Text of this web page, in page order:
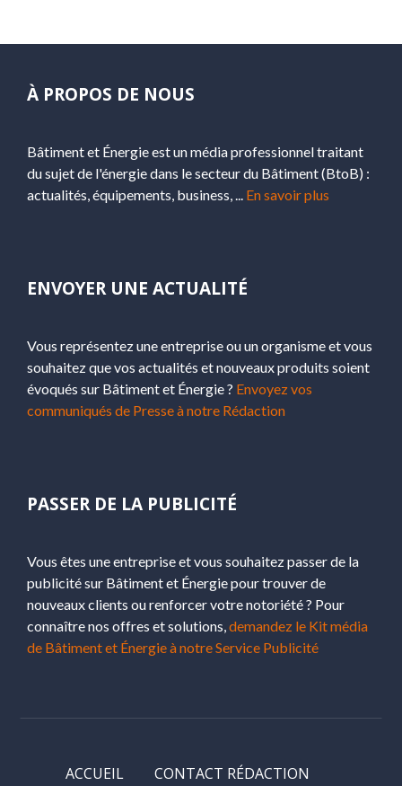
À PROPOS DE NOUS
Bâtiment et Énergie est un média professionnel traitant
du sujet de l'énergie dans le secteur du Bâtiment (BtoB) :
actualités, équipements, business, ... En savoir plus
ENVOYER UNE ACTUALITÉ
Vous représentez une entreprise ou un organisme et vous
souhaitez que vos actualités et nouveaux produits soient
évoqués sur Bâtiment et Énergie ? Envoyez vos
communiqués de Presse à notre Rédaction
PASSER DE LA PUBLICITÉ
Vous êtes une entreprise et vous souhaitez passer de la
publicité sur Bâtiment et Énergie pour trouver de
nouveaux clients ou renforcer votre notoriété ? Pour
connaître nos offres et solutions,demandez le Kit média
de Bâtiment et Énergie à notre Service Publicité
ACCUEIL
CONTACT RÉDACTION